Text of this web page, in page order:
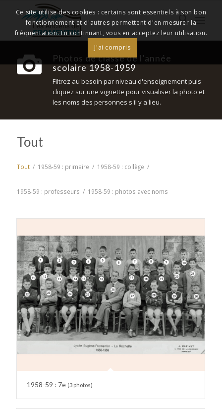
Photos de classe de l’année
scolaire 1958-1959
Filtrez au besoin par niveau d'enseignement puis
cliquez sur une vignette pour visualiser la photo et
les noms des personnes s'il y a lieu.
Tout
Tout / 1958-59 : primaire / 1958-59 : collège /
1958-59 : professeurs / 1958-59 : photos avec noms
1958-59 : 7e (3 photos)
Ce site utilise des cookies : certains sont essentiels à son bon
fonctionnement et d'autres permettent d'en mesurer la
fréquentation. En continuant, vous en acceptez leur utilisation.
J'ai compris